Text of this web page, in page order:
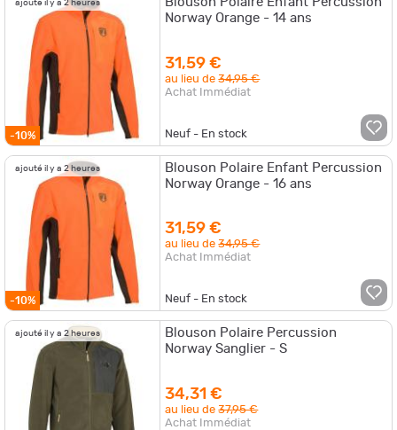
ajouté il y a 2 heures
-10%
Norway Orange - 14 ans
31,59 €
au lieu de34,95 €
Achat Immédiat
Neuf - En stock
ajouté il y a 2 heures
-10%
Blouson Polaire Enfant Percussion
Norway Orange - 16 ans
31,59 €
au lieu de34,95 €
Achat Immédiat
Neuf - En stock
ajouté il y a 2 heures
Blouson Polaire Percussion
Norway Sanglier - S
34,31 €
au lieu de37,95 €
Achat Immédiat